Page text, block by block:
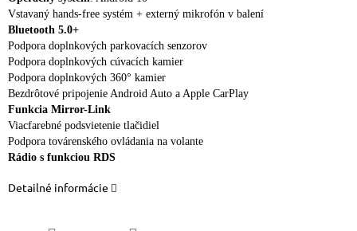
Vstavaný hands-free systém + externý mikrofón v balení
Bluetooth 5.0+
Podpora doplnkových parkovacích senzorov
Podpora doplnkových cúvacích kamier
Podpora doplnkových 360° kamier
Bezdrôtové pripojenie Android Auto a Apple CarPlay
Funkcia Mirror-Link
Viacfarebné podsvietenie tlačidiel
Podpora továrenského ovládania na volante
Rádio s funkciou RDS
Detailné informácie